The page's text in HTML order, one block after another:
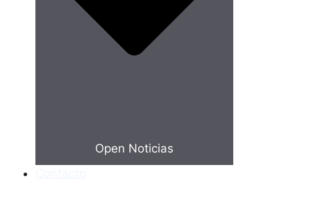
Open Noticias